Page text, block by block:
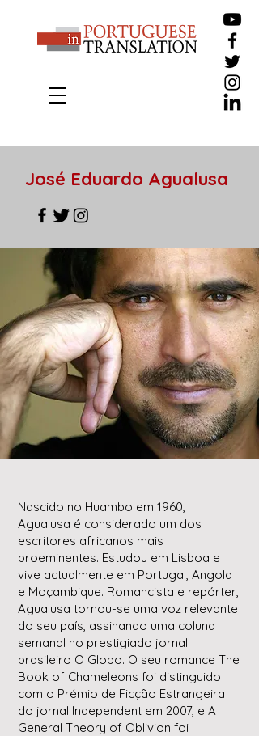
José Eduardo Agualusa
Nascido no Huambo em 1960,
Agualusa é considerado um dos
escritores africanos mais
proeminentes. Estudou em Lisboa e
vive actualmente em Portugal, Angola
e Moçambique. Romancista e repórter,
Agualusa tornou-se uma voz relevante
do seu país, assinando uma coluna
semanal no prestigiado jornal
brasileiro O Globo. O seu romance The
Book of Chameleons foi distinguido
com o Prémio de Ficção Estrangeira
do jornal Independent em 2007, e A
General Theory of Oblivion foi